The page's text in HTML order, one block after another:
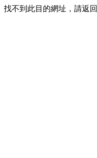
找不到此目的網址，請返回